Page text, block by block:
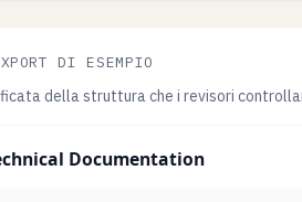
DI ESEMPIO
della struttura che i revisori